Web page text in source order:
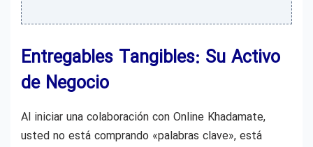
Entregables Tangibles: Su Activo
de Negocio
Al iniciar una colaboración con Online Khadamate,
usted no está comprando «palabras clave», está